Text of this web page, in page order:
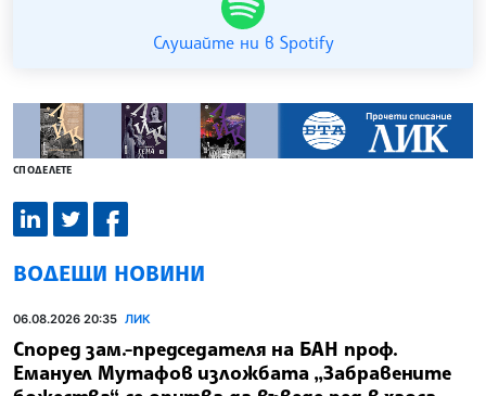
Слушайте ни в Spotify
СПОДЕЛЕТЕ
ВОДЕЩИ НОВИНИ
06.08.2026 20:35 ЛИК
Според зам.-председателя на БАН проф.
Емануел Мутафов изложбата „Забравените